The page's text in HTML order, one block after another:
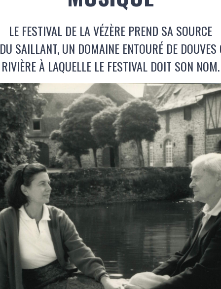
LE FESTIVAL DE LA VÉZÈRE PREND SA SOURCE
SAILLANT, UN DOMAINE ENTOURÉ DE DOUVES
RIVIÈRE À LAQUELLE LE FESTIVAL DOIT SON NOM.